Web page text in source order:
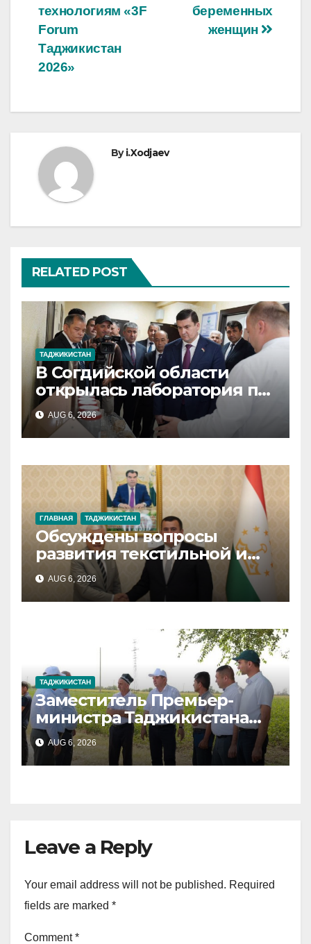
беременных
женщин
технологиям «3F
Forum
Таджикистан
2026»
Byi.Xodjaev
RELATED POST
ТАДЖИКИСТАН
В Согдийской области
открылась лаборатория по
радиоэкологии и
мониторингу окружающей
среды
AUG 6, 2026
ГЛАВНАЯ ТАДЖИКИСТАН
Обсуждены вопросы
развития текстильной и
фармацевтической
промышленности между
Таджикистаном и Турцией
AUG 6, 2026
ТАДЖИКИСТАН
Заместитель Премьер-
министра Таджикистана
ознакомился с ходом
полевых работ и
обеспечением поливной
AUG 6, 2026
Leave a Reply
Your email address will not be published. Required
fields are marked *
Comment*